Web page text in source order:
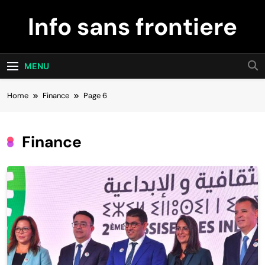
contentInfo sans frontiere
MENU
Home Finance Page 6
Finance